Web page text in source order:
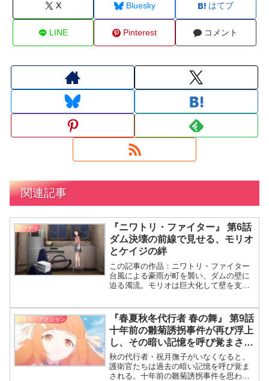
X Bluesky はてブ
LINE Pinterest コメント
関連記事
コメディ
『ニワトリ・ファイター』 第6話
ダム決壊の前線で見せる、モリオ
とケイジの絆
この記事の作品：ニワトリ・ファイター
台風による豪雨が町を襲い、ダムの壁に
迫る濁流。モリオは巨大化して壁を支え
救うため、最後まで戦い続ける。 モリオ
が巨大化してダム壁に
バトル・アクション
『春夏秋冬代行者 春の舞』 第9話
十年前の雛菊誘拐事件が再び浮上
し、その暗い記憶を呼び覚まされ
る
秋の代行者・祝月撫子がいなくなると、
護衛官たちは過去の暗い記憶を呼び覚ま
される。十年前の雛菊誘拐事件を思わせ